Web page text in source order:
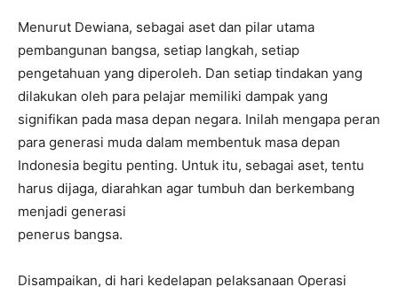
Menurut Dewiana, sebagai aset dan pilar utama
pembangunan bangsa, setiap langkah, setiap
pengetahuan yang diperoleh. Dan setiap tindakan yang
dilakukan oleh para pelajar memiliki dampak yang
signifikan pada masa depan negara. Inilah mengapa peran
para generasi muda dalam membentuk masa depan
Indonesia begitu penting. Untuk itu, sebagai aset, tentu
harus dijaga, diarahkan agar tumbuh dan berkembang
menjadi generasi
penerus bangsa.
Disampaikan, di hari kedelapan pelaksanaan Operasi